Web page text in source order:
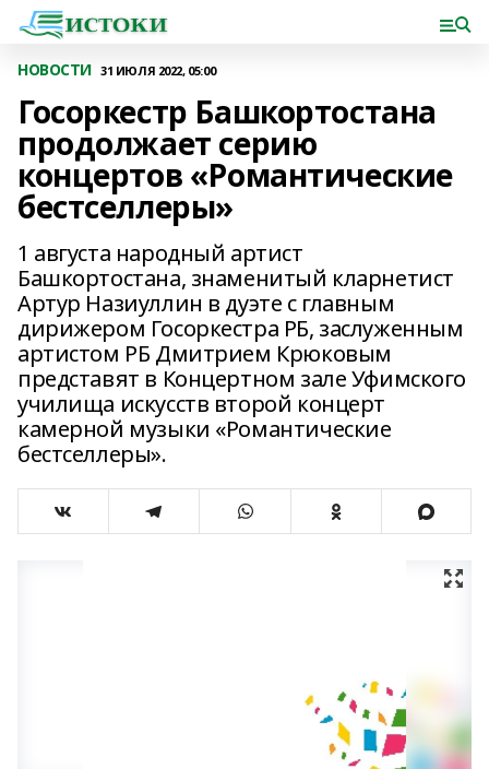
НОВОСТИ 31 ИЮЛЯ 2022, 05:00
Госоркестр Башкортостана
продолжает серию
концертов «Романтические
бестселлеры»
1 августа народный артист
Башкортостана, знаменитый кларнетист
Артур Назиуллин в дуэте с главным
дирижером Госоркестра РБ, заслуженным
артистом РБ Дмитрием Крюковым
представят в Концертном зале Уфимского
училища искусств второй концерт
камерной музыки «Романтические
бестселлеры».